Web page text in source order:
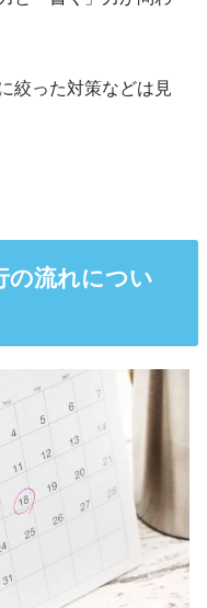
絞った対策などは見
の流れについ